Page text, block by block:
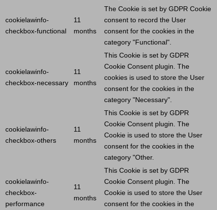
cookielawinfo-
checkbox-functional
11
months
The Cookie is set by GDPR Cookie
consent to record the User
consent for the cookies in the
category "Functional".
cookielawinfo-
checkbox-necessary
11
months
This Cookie is set by GDPR
Cookie Consent plugin. The
cookies is used to store the User
consent for the cookies in the
category "Necessary".
cookielawinfo-
checkbox-others
11
months
This Cookie is set by GDPR
Cookie Consent plugin. The
Cookie is used to store the User
consent for the cookies in the
category "Other.
cookielawinfo-
checkbox-
performance
11
months
This Cookie is set by GDPR
Cookie Consent plugin. The
Cookie is used to store the User
consent for the cookies in the